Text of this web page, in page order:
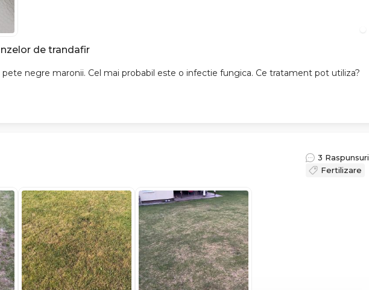
de trandafir
negre maronii. Cel mai probabil este o infectie fungica. Ce tratament pot utiliza?
3 Raspunsuri
Fertilizare